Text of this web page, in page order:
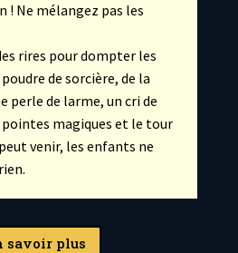
Ne mélangez pas les
rires pour dompter les
de sorcière, de la
perle de larme, un cri de
pointes magiques et le tour
venir, les enfants ne
savoir plus